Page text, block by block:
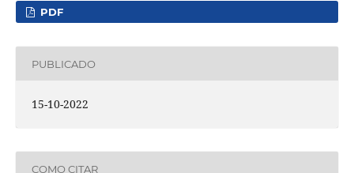
PDF
PUBLICADO
15-10-2022
COMO CITAR